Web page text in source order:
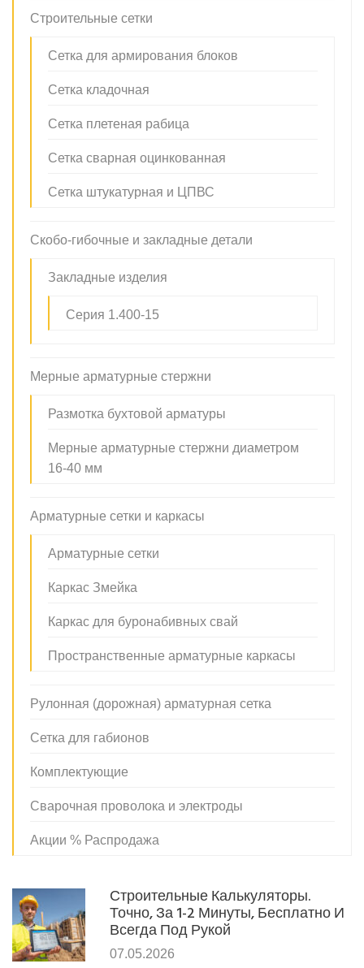
Строительные сетки
Сетка для армирования блоков
Сетка кладочная
Сетка плетеная рабица
Сетка сварная оцинкованная
Сетка штукатурная и ЦПВС
Скобо-гибочные и закладные детали
Закладные изделия
Серия 1.400-15
Мерные арматурные стержни
Размотка бухтовой арматуры
Мерные арматурные стержни диаметром
16-40 мм
Арматурные сетки и каркасы
Арматурные сетки
Каркас Змейка
Каркас для буронабивных свай
Пространственные арматурные каркасы
Рулонная (дорожная) арматурная сетка
Сетка для габионов
Комплектующие
Сварочная проволока и электроды
Акции % Распродажа
Строительные Калькуляторы.
Точно, За 1-2 Минуты, Бесплатно И
Всегда Под Рукой
07.05.2026